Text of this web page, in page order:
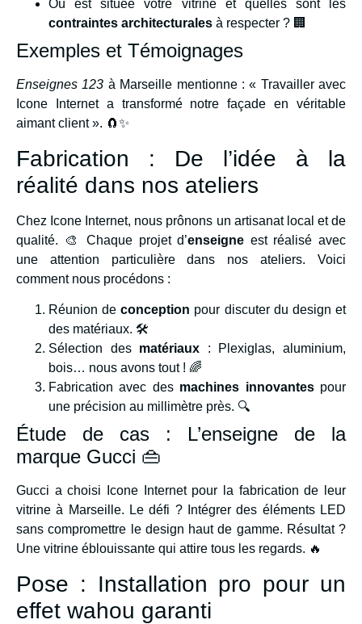
Où est située votre vitrine et quelles sont les
contraintes architecturales à respecter ? 🏢
Exemples et Témoignages
Enseignes 123 à Marseille mentionne : « Travailler avec
Icone Internet a transformé notre façade en véritable
aimant client ». 🧲✨
Fabrication : De l’idée à la
réalité dans nos ateliers
Chez Icone Internet, nous prônons un artisanat local et de
qualité. 🎨 Chaque projet d’enseigne est réalisé avec
une attention particulière dans nos ateliers. Voici
comment nous procédons :
Réunion deconception pour discuter du design et
des matériaux. 🛠️
Sélection des matériaux : Plexiglas, aluminium,
bois… nous avons tout ! 🌈
Fabrication avec des machines innovantespour
une précision au millimètre près. 🔍
Étude de cas : L’enseigne de la
marque Gucci 👜
Gucci a choisi Icone Internet pour la fabrication de leur
vitrine à Marseille. Le défi ? Intégrer des éléments LED
sans compromettre le design haut de gamme. Résultat ?
Une vitrine éblouissante qui attire tous les regards. 🔥
Pose : Installation pro pour un
effet wahou garanti